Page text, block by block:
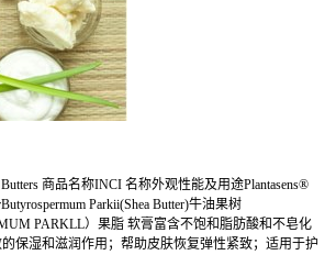
商品名称INCI 名称外观性能及用途Plantasens®
Parkii(Shea Butter)牛油果树
PARKLL）果脂 软膏富含不饱和脂肪酸和不皂化
保湿和滋润作用；帮助皮肤恢复弹性紧致；适用于护